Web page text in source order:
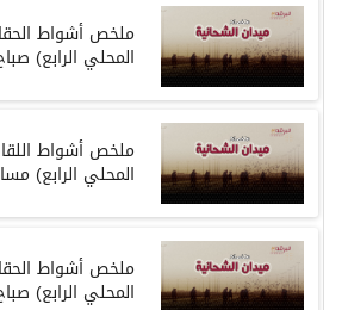
ملخص أشواط
المحلي الرابع) صباح 5-11-
ملخص أشواط
المحلي الرابع) مساء 5-11-
ملخص أشواط
المحلي الرابع) صباح 6-11-